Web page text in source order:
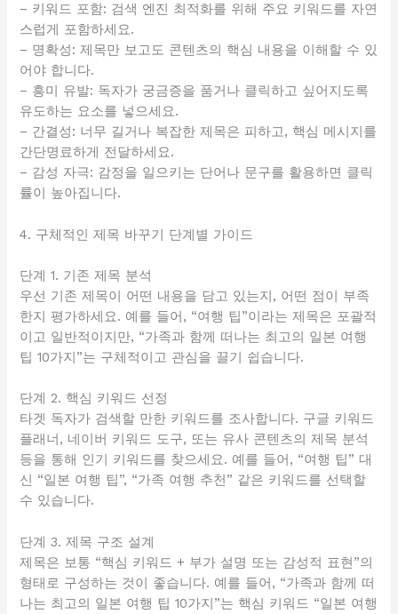
– 키워드 포함: 검색 엔진 최적화를 위해 주요 키워드를 자연
스럽게 포함하세요.
– 명확성: 제목만 보고도 콘텐츠의 핵심 내용을 이해할 수 있
어야 합니다.
– 흥미 유발: 독자가 궁금증을 품거나 클릭하고 싶어지도록
유도하는 요소를 넣으세요.
– 간결성: 너무 길거나 복잡한 제목은 피하고, 핵심 메시지를
간단명료하게 전달하세요.
– 감성 자극: 감정을 일으키는 단어나 문구를 활용하면 클릭
률이 높아집니다.
4. 구체적인 제목 바꾸기 단계별 가이드
단계 1. 기존 제목 분석
우선 기존 제목이 어떤 내용을 담고 있는지, 어떤 점이 부족
한지 평가하세요. 예를 들어, “여행 팁”이라는 제목은 포괄적
이고 일반적이지만, “가족과 함께 떠나는 최고의 일본 여행
팁 10가지”는 구체적이고 관심을 끌기 쉽습니다.
단계 2. 핵심 키워드 선정
타겟 독자가 검색할 만한 키워드를 조사합니다. 구글 키워드
플래너, 네이버 키워드 도구, 또는 유사 콘텐츠의 제목 분석
등을 통해 인기 키워드를 찾으세요. 예를 들어, “여행 팁” 대
신 “일본 여행 팁”, “가족 여행 추천” 같은 키워드를 선택할
수 있습니다.
단계 3. 제목 구조 설계
제목은 보통 “핵심 키워드 + 부가 설명 또는 감성적 표현”의
형태로 구성하는 것이 좋습니다. 예를 들어, “가족과 함께 떠
나는 최고의 일본 여행 팁 10가지”는 핵심 키워드 “일본 여행